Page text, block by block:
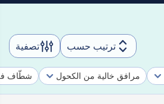
ترتيب حسب تصفية
مرافق خالية من الكحول شطّاف